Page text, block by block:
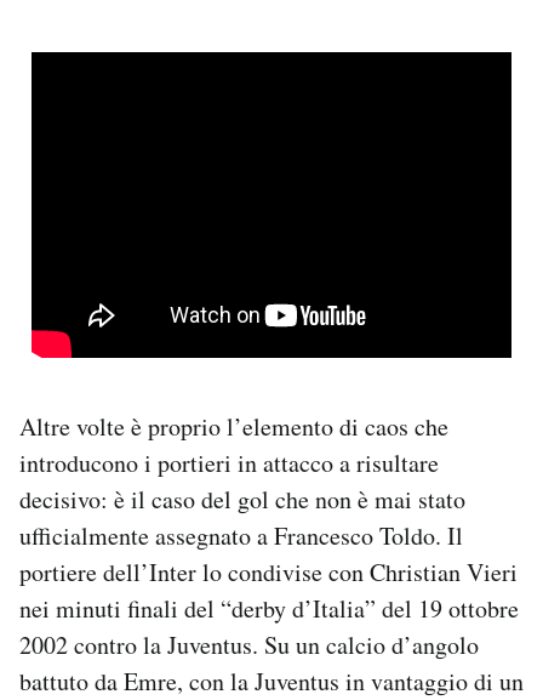
Altre volte è proprio l’elemento di caos che
introducono i portieri in attacco a risultare
decisivo: è il caso del gol che non è mai stato
ufficialmente assegnato a Francesco Toldo. Il
portiere dell’Inter lo condivise con Christian Vieri
nei minuti finali del “derby d’Italia” del 19 ottobre
2002 contro la Juventus. Su un calcio d’angolo
battuto da Emre, con la Juventus in vantaggio di un